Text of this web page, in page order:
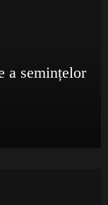
a semințelor